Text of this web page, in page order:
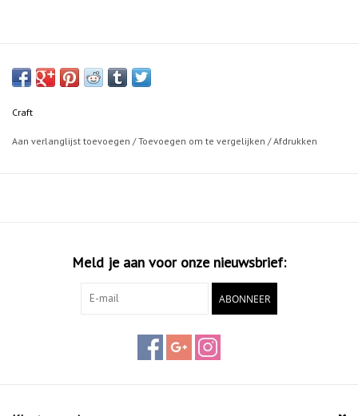
Craft
Aan verlanglijst toevoegen /Toevoegen om te vergelijken /Afdrukken
Meld je aan voor onze nieuwsbrief:
ABONNEER